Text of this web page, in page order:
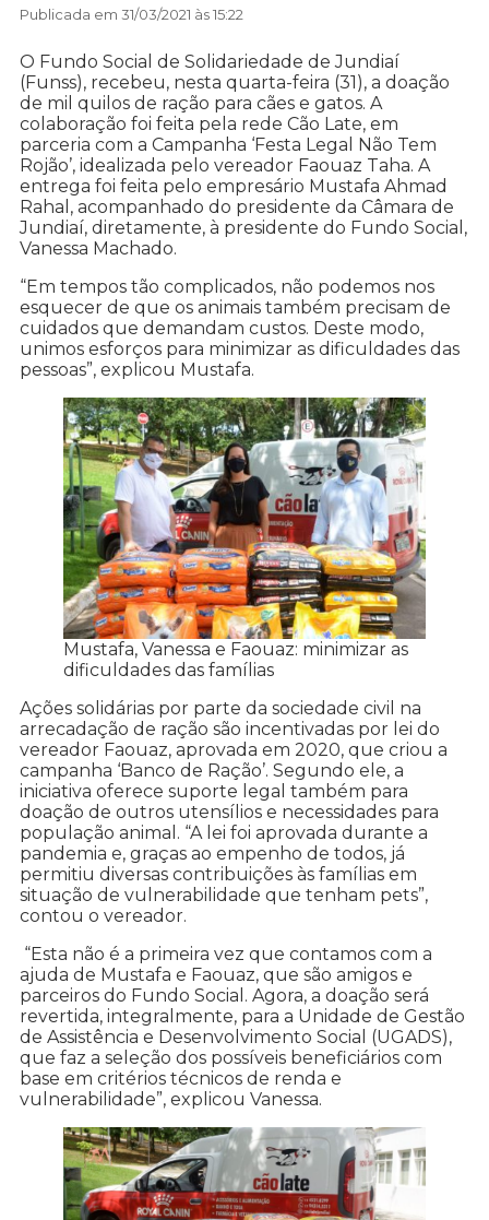
Publicada em 31/03/2021 às 15:22
O Fundo Social de Solidariedade de Jundiaí
(Funss), recebeu, nesta quarta-feira (31), a doação
de mil quilos de ração para cães e gatos. A
colaboração foi feita pela rede Cão Late, em
parceria com a Campanha ‘Festa Legal Não Tem
Rojão’, idealizada pelo vereador Faouaz Taha. A
entrega foi feita pelo empresário Mustafa Ahmad
Rahal, acompanhado do presidente da Câmara de
Jundiaí, diretamente, à presidente do Fundo Social,
Vanessa Machado.
“Em tempos tão complicados, não podemos nos
esquecer de que os animais também precisam de
cuidados que demandam custos. Deste modo,
unimos esforços para minimizar as dificuldades das
pessoas”, explicou Mustafa.
Mustafa, Vanessa e Faouaz: minimizar as
dificuldades das famílias
Ações solidárias por parte da sociedade civil na
arrecadação de ração são incentivadas por lei do
vereador Faouaz, aprovada em 2020, que criou a
campanha ‘Banco de Ração’. Segundo ele, a
iniciativa oferece suporte legal também para
doação de outros utensílios e necessidades para
população animal. “A lei foi aprovada durante a
pandemia e, graças ao empenho de todos, já
permitiu diversas contribuições às famílias em
situação de vulnerabilidade que tenham pets”,
contou o vereador.
“Esta não é a primeira vez que contamos com a
ajuda de Mustafa e Faouaz, que são amigos e
parceiros do Fundo Social. Agora, a doação será
revertida, integralmente, para a Unidade de Gestão
de Assistência e Desenvolvimento Social (UGADS),
que faz a seleção dos possíveis beneficiários com
base em critérios técnicos de renda e
vulnerabilidade”, explicou Vanessa.